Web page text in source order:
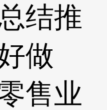
结推
做
售业